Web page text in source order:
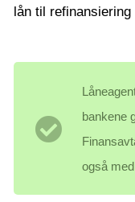
lån til
bankene
også